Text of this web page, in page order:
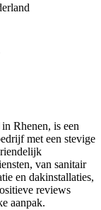
Rhenen, is een
met een stevige
van sanitair
en dakinstallaties,
reviews
aanpak.